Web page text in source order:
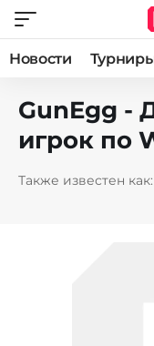
Новости
GunEgg -
игрок по
Также известен